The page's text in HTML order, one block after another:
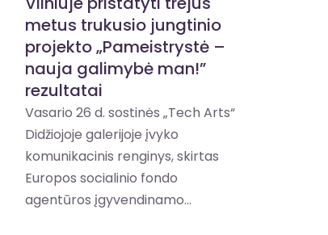
metus trukusio jungtinio
projekto „Pameistrystė –
nauja galimybė man!”
rezultatai
Vasario 26 d. sostinės „Tech Arts“
Didžiojoje galerijoje įvyko
komunikacinis renginys, skirtas
Europos socialinio fondo
agentūros įgyvendinamo...